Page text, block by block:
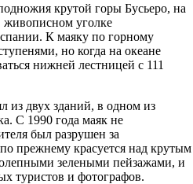
крутой горы Бусьеро, на
живописном уголке
К маяку по горному
но когда на океане
нижней лестницей с 111
из двух зданий, в одном из
С 1990 года маяк не
был разрушен за
прежнему красуется над крутым
зелеными пейзажами, и
туристов и фотографов.